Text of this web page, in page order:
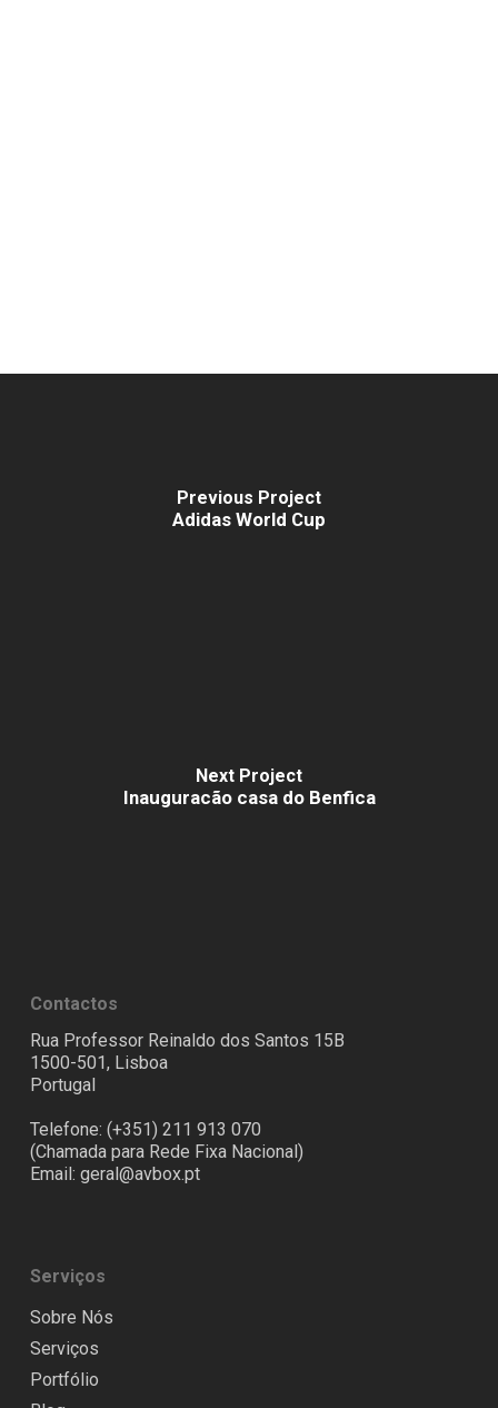
Previous Project
Adidas World Cup
Next Project
Inauguracão casa do Benfica
Contactos
Rua Professor Reinaldo dos Santos 15B
1500-501, Lisboa
Portugal
Telefone: (+351) 211 913 070
(Chamada para Rede Fixa Nacional)
Email: geral@avbox.pt
Serviços
Sobre Nós
Serviços
Portfólio